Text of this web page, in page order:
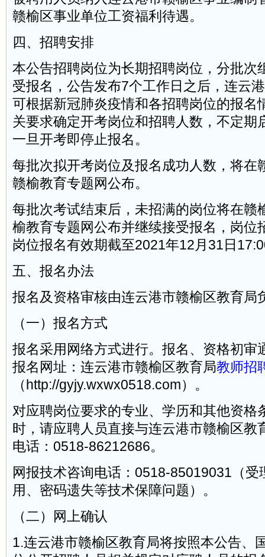
赣榆区事业单位工资福利待遇。
四、招聘安排
本公告招聘岗位为长期招聘岗位，分批次
受报名，公告发布7个工作日之后，连云
可根据新冠肺炎疫情和各招聘岗位的报名
关要求确定开考岗位和招聘人数，不定期
一旦开考即停止报名。
每批次拟开考岗位及报名成功人数，将在
赣榆教育专题网公布。
每批次考试结束后，未招满的岗位将在赣
榆教育专题网公布并继续接受报名，岗位
岗位报名有效期截至2021年12月31日
五、报名办法
报名及资格审核由连云港市赣榆区教育局
（一）报名方式
报名采用网络方式进行。报名、资格初审
报名网址：连云港市赣榆区教育局教师招
（http://gyjy.wxwx0518.com）。
对应聘岗位要求的专业、学历和其他资格
时，请应聘人员直接与连云港市赣榆区教
电话：0518-86212686。
网报技术咨询电话：0518-85019031（受
用、密码遗失等技术保障问题）。
（二）网上确认
1.连云港市赣榆区教育局将按照本公告、